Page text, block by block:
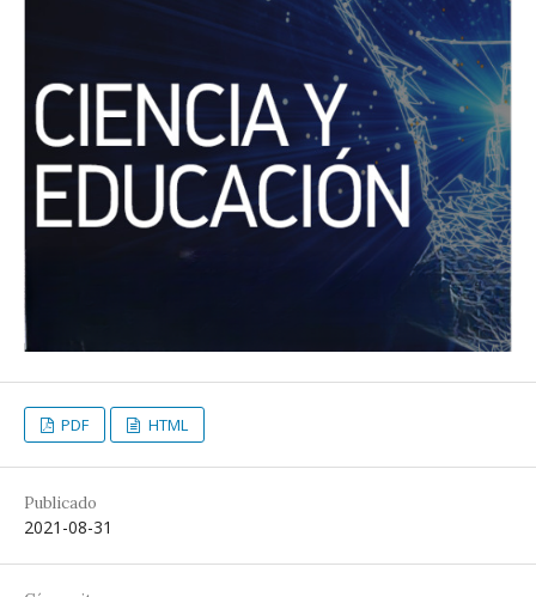
PDF HTML
Publicado
2021-08-31